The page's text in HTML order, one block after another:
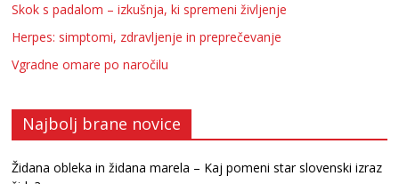
Skok s padalom – izkušnja, ki spremeni življenje
Herpes: simptomi, zdravljenje in preprečevanje
Vgradne omare po naročilu
Najbolj brane novice
Židana obleka in židana marela – Kaj pomeni star slovenski izraz